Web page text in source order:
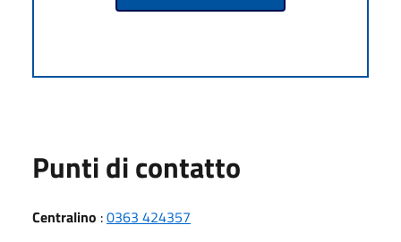
Punti di contatto
Centralino :0363 424357